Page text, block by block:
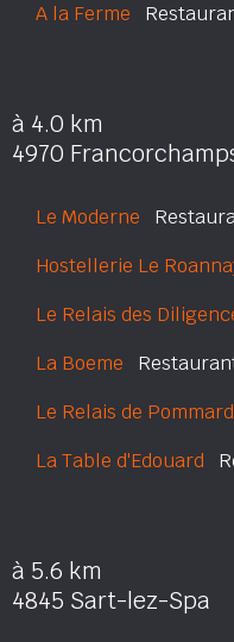
A la Ferme
à 4.0 km
4970
Le Moderne
Hostellerie Le
Le Relais des
La Boeme
Le Relais de Pommard
La Table d'Edouard
à 5.6 km
4845 Sart-lez-Spa